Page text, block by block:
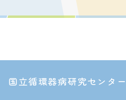
国立循環器病研究センター